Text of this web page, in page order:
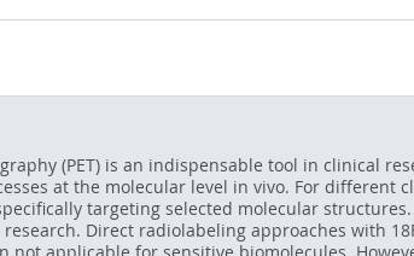
(PET) is an indispensable tool in clinical
at the molecular level in vivo. For different
targeting selected molecular
research. Direct radiolabeling approaches with